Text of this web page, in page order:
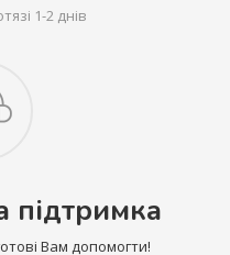
1-2 днів
підтримка
Вам допомогти!